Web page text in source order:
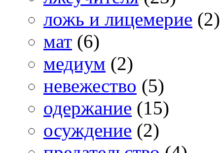
ложь и лицемерие (2)
мат (6)
медиум (2)
невежество (5)
одержание (15)
осуждение (2)